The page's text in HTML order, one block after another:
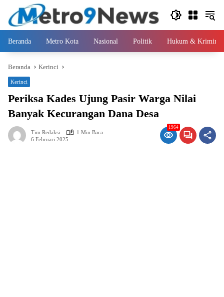
Langsung
konten
Beranda Metro Kota Nasional Politik Hukum & Kriminal
Beranda Kerinci
Kerinci
Periksa Kades Ujung Pasir Warga Nilai
Banyak Kecurangan Dana Desa
Tim Redaksi
1 Min Baca
6 Februari 2025
1964